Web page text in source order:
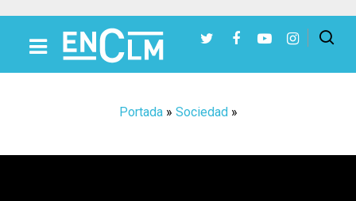
Portada» Sociedad»